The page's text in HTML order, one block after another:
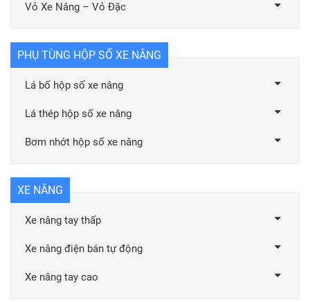
Vỏ Xe Nâng – Vỏ Đặc
PHỤ TÙNG HỘP SỐ XE NÂNG
Lá bố hộp số xe nâng
Lá thép hộp số xe nâng
Bơm nhớt hộp số xe nâng
XE NÂNG
Xe nâng tay thấp
Xe nâng điện bán tự động
Xe nâng tay cao